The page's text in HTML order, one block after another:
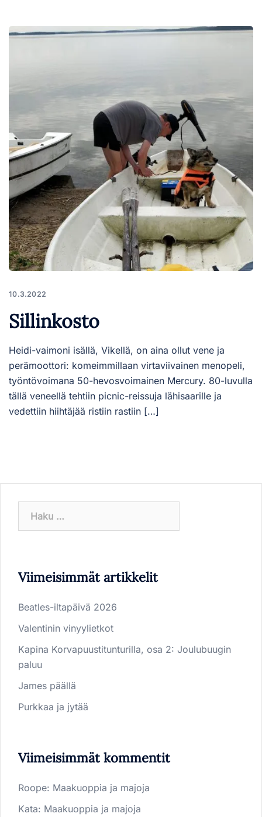
10.3.2022
Sillinkosto
Heidi-vaimoni isällä, Vikellä, on aina ollut vene ja
perämoottori: komeimmillaan virtaviivainen menopeli,
työntövoimana 50-hevosvoimainen Mercury. 80-luvulla
tällä veneellä tehtiin picnic-reissuja lähisaarille ja
vedettiin hiihtäjää ristiin rastiin […]
Viimeisimmät artikkelit
Beatles-iltapäivä 2026
Valentinin vinyylietkot
Kapina Korvapuustitunturilla, osa 2: Joulubuugin
paluu
James päällä
Purkkaa ja jytää
Viimeisimmät kommentit
Roope: Maakuoppia ja majoja
Kata: Maakuoppia ja majoja